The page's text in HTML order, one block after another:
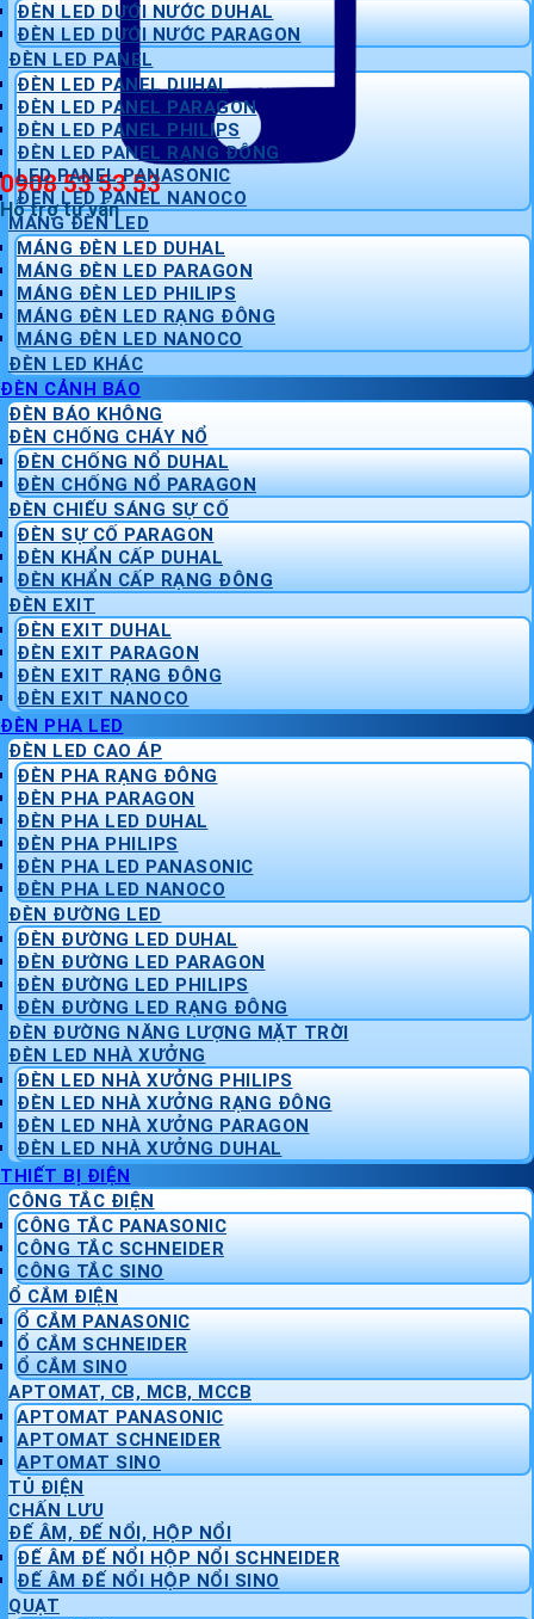
0908 53 53 53
Hỗ trợ tư vấn
ĐÈN LED DƯỚI NƯỚC DUHAL
ĐÈN LED DƯỚI NƯỚC PARAGON
ĐÈN LED PANEL
ĐÈN LED PANEL DUHAL
ĐÈN LED PANEL PARAGON
ĐÈN LED PANEL PHILIPS
ĐÈN LED PANEL RẠNG ĐÔNG
LED PANEL PANASONIC
ĐÈN LED PANEL NANOCO
MÁNG ĐÈN LED
MÁNG ĐÈN LED DUHAL
MÁNG ĐÈN LED PARAGON
MÁNG ĐÈN LED PHILIPS
MÁNG ĐÈN LED RẠNG ĐÔNG
MÁNG ĐÈN LED NANOCO
ĐÈN LED KHÁC
ĐÈN CẢNH BÁO
ĐÈN BÁO KHÔNG
ĐÈN CHỐNG CHÁY NỔ
ĐÈN CHỐNG NỔ DUHAL
ĐÈN CHỐNG NỔ PARAGON
ĐÈN CHIẾU SÁNG SỰ CỐ
ĐÈN SỰ CỐ PARAGON
ĐÈN KHẨN CẤP DUHAL
ĐÈN KHẨN CẤP RẠNG ĐÔNG
ĐÈN EXIT
ĐÈN EXIT DUHAL
ĐÈN EXIT PARAGON
ĐÈN EXIT RẠNG ĐÔNG
ĐÈN EXIT NANOCO
ĐÈN PHA LED
ĐÈN LED CAO ÁP
ĐÈN PHA RẠNG ĐÔNG
ĐÈN PHA PARAGON
ĐÈN PHA LED DUHAL
ĐÈN PHA PHILIPS
ĐÈN PHA LED PANASONIC
ĐÈN PHA LED NANOCO
ĐÈN ĐƯỜNG LED
ĐÈN ĐƯỜNG LED DUHAL
ĐÈN ĐƯỜNG LED PARAGON
ĐÈN ĐƯỜNG LED PHILIPS
ĐÈN ĐƯỜNG LED RẠNG ĐÔNG
ĐÈN ĐƯỜNG NĂNG LƯỢNG MẶT TRỜI
ĐÈN LED NHÀ XƯỞNG
ĐÈN LED NHÀ XƯỞNG PHILIPS
ĐÈN LED NHÀ XƯỞNG RẠNG ĐÔNG
ĐÈN LED NHÀ XƯỞNG PARAGON
ĐÈN LED NHÀ XƯỞNG DUHAL
THIẾT BỊ ĐIỆN
CÔNG TẮC ĐIỆN
CÔNG TẮC PANASONIC
CÔNG TẮC SCHNEIDER
CÔNG TẮC SINO
Ổ CẮM ĐIỆN
Ổ CẮM PANASONIC
Ổ CẮM SCHNEIDER
Ổ CẮM SINO
APTOMAT, CB, MCB, MCCB
APTOMAT PANASONIC
APTOMAT SCHNEIDER
APTOMAT SINO
TỦ ĐIỆN
CHẤN LƯU
ĐẾ ÂM, ĐẾ NỔI, HỘP NỔI
ĐẾ ÂM ĐẾ NỔI HỘP NỔI SCHNEIDER
ĐẾ ÂM ĐẾ NỔI HỘP NỔI SINO
QUẠT